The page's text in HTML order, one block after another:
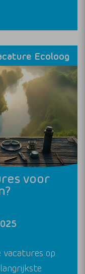
Ecoloog
voor
vacatures op